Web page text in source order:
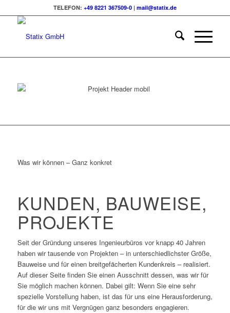
TELEFON: +49 8221 367509-0| mail@statix.de
Was wir können – Ganz konkret
KUNDEN, BAUWEISE,
PROJEKTE
Seit der Gründung unseres Ingenieurbüros vor knapp 40 Jahren
haben wir tausende von Projekten – in unterschiedlichster Größe,
Bauweise und für einen breitgefächerten Kundenkreis – realisiert.
Auf dieser Seite finden Sie einen Ausschnitt dessen, was wir für
Sie möglich machen können. Dabei gilt: Wenn Sie eine sehr
spezielle Vorstellung haben, ist das für uns eine Herausforderung,
für die wir uns mit Vergnügen ganz besonders engagieren.